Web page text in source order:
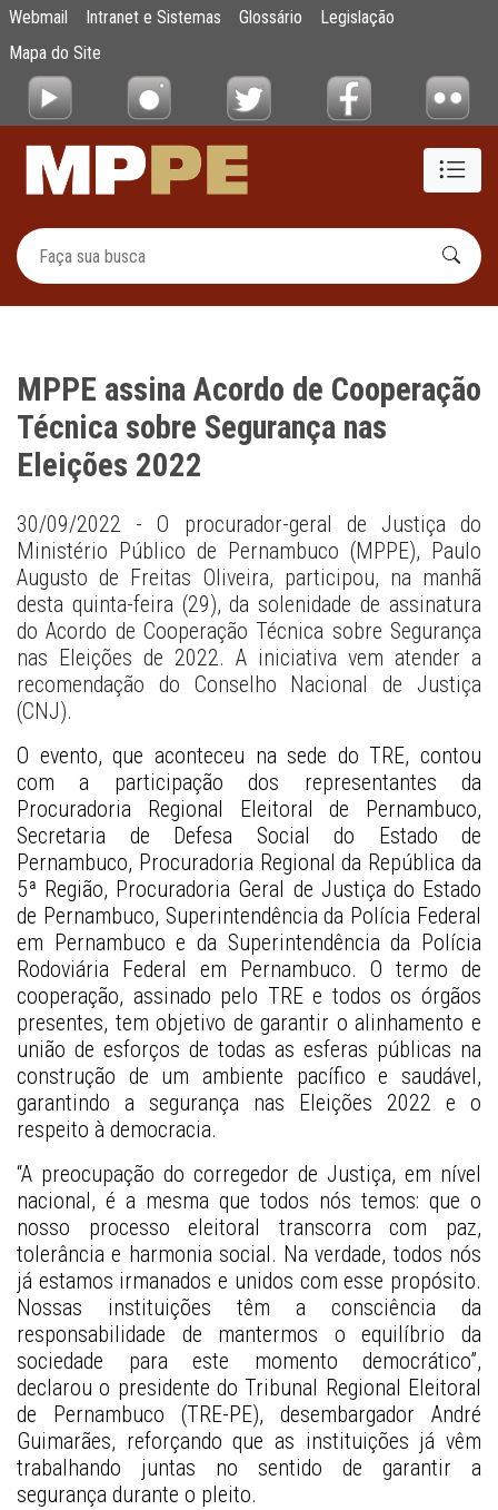
Pular para o Conteúdo principal
MPPE assina Acordo de Cooperação
Webmail Intranet e Sistemas Glossário
Legislação
Mapa do Site
MPPE assina Acordo de Cooperação
Técnica sobre Segurança nas
Eleições 2022
30/09/2022 - O procurador-geral de Justiça do
Ministério Público de Pernambuco (MPPE), Paulo
Augusto de Freitas Oliveira, participou, na manhã
desta quinta-feira (29), da solenidade de assinatura
do Acordo de Cooperação Técnica sobre Segurança
nas Eleições de 2022. A iniciativa vem atender a
recomendação do Conselho Nacional de Justiça
(CNJ).
O evento, que aconteceu na sede do TRE, contou
com a participação dos representantes da
Procuradoria Regional Eleitoral de Pernambuco,
Secretaria de Defesa Social do Estado de
Pernambuco, Procuradoria Regional da República da
5ª Região, Procuradoria Geral de Justiça do Estado
de Pernambuco, Superintendência da Polícia Federal
em Pernambuco e da Superintendência da Polícia
Rodoviária Federal em Pernambuco. O termo de
cooperação, assinado pelo TRE e todos os órgãos
presentes, tem objetivo de garantir o alinhamento e
união de esforços de todas as esferas públicas na
construção de um ambiente pacífico e saudável,
garantindo a segurança nas Eleições 2022 e o
respeito à democracia.
“A preocupação do corregedor de Justiça, em nível
nacional, é a mesma que todos nós temos: que o
nosso processo eleitoral transcorra com paz,
tolerância e harmonia social. Na verdade, todos nós
já estamos irmanados e unidos com esse propósito.
Nossas instituições têm a consciência da
responsabilidade de mantermos o equilíbrio da
sociedade para este momento democrático”,
declarou o presidente do Tribunal Regional Eleitoral
de Pernambuco (TRE-PE), desembargador André
Guimarães, reforçando que as instituições já vêm
trabalhando juntas no sentido de garantir a
segurança durante o pleito.